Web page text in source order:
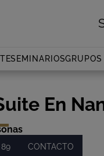
SEMINARIOSGRUPOS
En
89 CONTACTO